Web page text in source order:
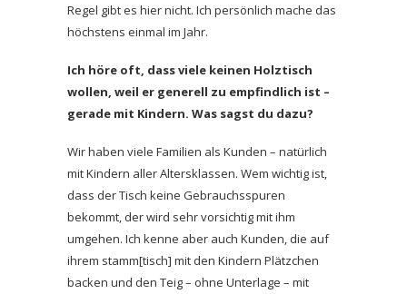
Regel gibt es hier nicht. Ich persönlich mache das
höchstens einmal im Jahr.
Ich höre oft, dass viele keinen Holztisch
wollen, weil er generell zu empfindlich ist –
gerade mit Kindern. Was sagst du dazu?
Wir haben viele Familien als Kunden – natürlich
mit Kindern aller Altersklassen. Wem wichtig ist,
dass der Tisch keine Gebrauchsspuren
bekommt, der wird sehr vorsichtig mit ihm
umgehen. Ich kenne aber auch Kunden, die auf
ihrem stamm[tisch] mit den Kindern Plätzchen
backen und den Teig – ohne Unterlage – mit